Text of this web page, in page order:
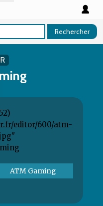
Rechercher
editor/600/atm-
ATM Gaming